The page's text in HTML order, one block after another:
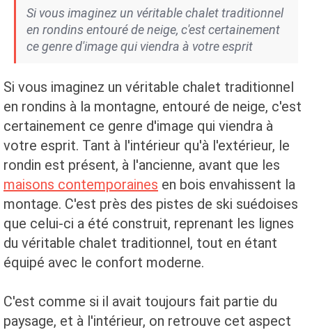
Si vous imaginez un véritable chalet traditionnel
en rondins entouré de neige, c'est certainement
ce genre d'image qui viendra à votre esprit
Si vous imaginez un véritable chalet traditionnel
en rondins à la montagne, entouré de neige, c'est
certainement ce genre d'image qui viendra à
votre esprit. Tant à l'intérieur qu'à l'extérieur, le
rondin est présent, à l'ancienne, avant que les
maisons contemporaines en bois envahissent la
montage. C'est près des pistes de ski suédoises
que celui-ci a été construit, reprenant les lignes
du véritable chalet traditionnel, tout en étant
équipé avec le confort moderne.
C'est comme si il avait toujours fait partie du
paysage, et à l'intérieur, on retrouve cet aspect